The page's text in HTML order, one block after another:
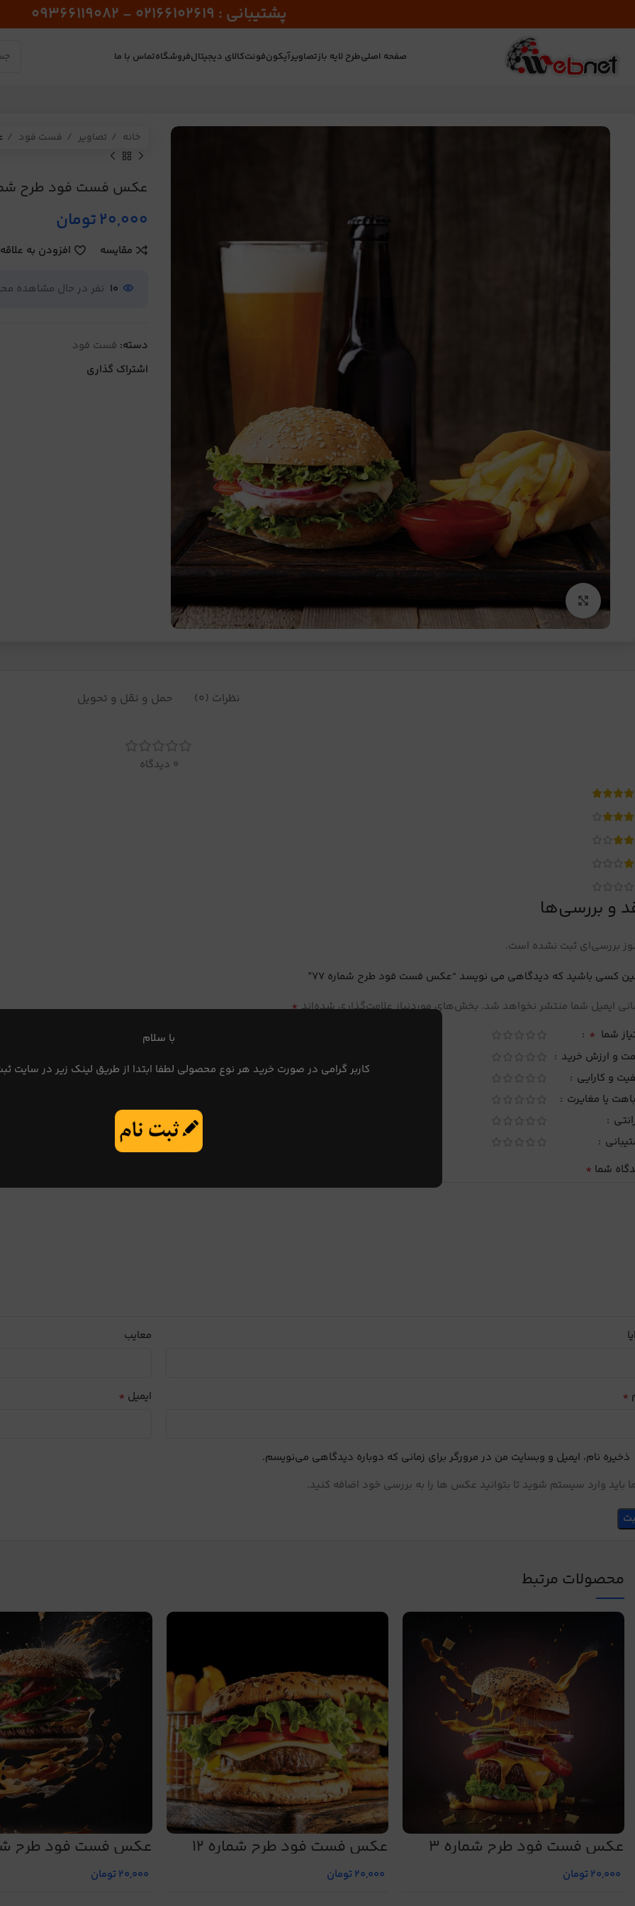
با سلام
کاربر گرامی در صورت خرید هر نوع محصولی لطفا ابتدا از طریق لینک زیر در سایت
پشتیبانی : 02166102619 - 09366119082
صفحه اصلیطرح لایه بازتصاویرآیکونفونتکالای دیجیتالفروشگاهتماس با ما
خانه تصاویر فست فود
عکس فست فود طرح
20,000تومان
مقایسه افزودن به
10 نفر در حال مشاهده
دسته: فست فود
اشتراک گذاری
نظرات (0) حمل و نقل و تحویل
0 دیدگاه
و بررسی‌ها
بررسی‌ای ثبت نشده است.
کسی باشید که دیدگاهی می نویسد “عکس فست فود طرح شماره 77”
ایمیل شما منتشر نخواهد شد. بخش‌های موردنیاز علامت‌گذاری شده‌اند*
شما *
و ارزش خرید
و کارایی
یا مغایرت
شما *
معایب
* ایمیل *
ذخیره نام، ایمیل و وبسایت من در مرورگر برای زمانی که دوباره دیدگاهی می‌نویسم.
باید وارد سیستم شوید تا بتوانید عکس ها را به بررسی خود اضافه کنید.
محصولات مرتبط
عکس فست فود طرح شماره 3
20,000تومان
عکس فست فود طرح شماره 12
20,000تومان
عکس فست فود طرح
20,000تومان